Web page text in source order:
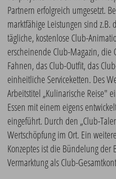
Partnern erfolgreich umgesetzt.
marktfähige Leistungen sind z.B.
tägliche, kostenlose Club-
erscheinende Club-Magazin,
Fahnen, das Club-Outfit, das
einheitliche Serviceketten. Des
Arbeitstitel „Kulinarische Reise"
Essen mit einem eigens
eingeführt. Durch den „Club-
Wertschöpfung im Ort. Ein
Konzeptes ist die Bündelung der
Vermarktung als Club-